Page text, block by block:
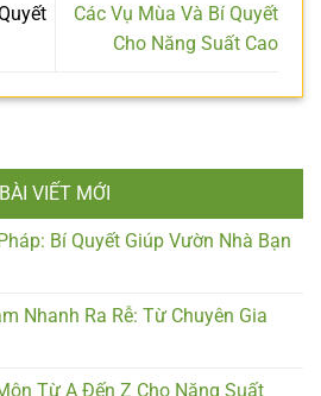
Các Vụ Mùa Và Bí Quyết
Cho Năng Suất Cao
BÀI VIẾT MỚI
Bí Quyết Giúp Vườn Nhà Bạn
Nhanh Ra Rễ: Từ Chuyên Gia
Từ A Đến Z Cho Năng Suất